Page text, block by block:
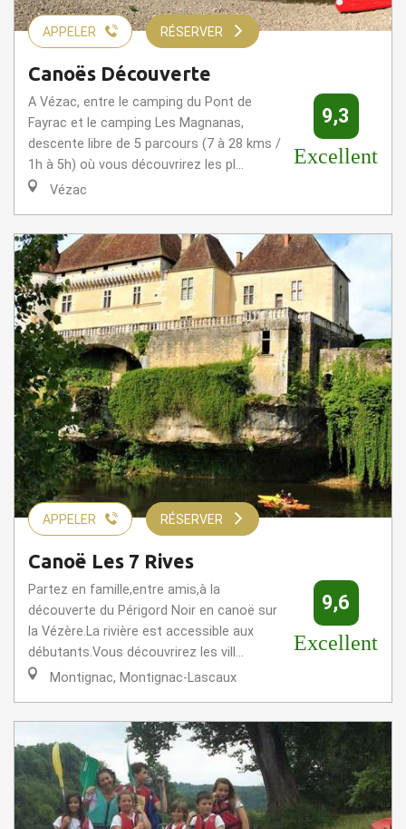
APPELER RÉSERVER
Canoës Découverte
A Vézac, entre le camping du Pont de
Fayrac et le camping Les Magnanas,
descente libre de 5 parcours (7 à 28 kms /
1h à 5h) où vous découvrirez les pl...
Vézac
9,3
Excellent
APPELER RÉSERVER
Canoë Les 7 Rives
Partez en famille,entre amis,à la
découverte du Périgord Noir en canoë sur
la Vézère.La rivière est accessible aux
débutants.Vous découvrirez les vill...
Montignac, Montignac-Lascaux
9,6
Excellent